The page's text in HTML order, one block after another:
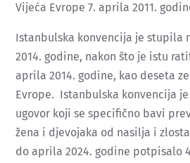
Vijeća Evrope 7. aprila 2011.
Istanbulska konvencija je stupila
2014. godine, nakon što je istu
aprila 2014. godine, kao deseta
Evrope. Istanbulska konvencija
ugovor koji se specifično bavi
žena i djevojaka od nasilja i
do aprila 2024. godine potpisalo